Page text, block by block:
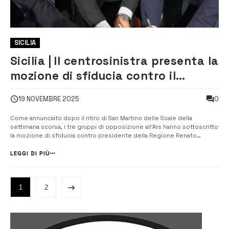
SICILIA
Sicilia | Il centrosinistra presenta la
mozione di sfiducia contro il
19 NOVEMBRE 2025 0
Come annunciato dopo il ritiro di San Martino delle Scale della
settimana scorsa, i tre gruppi di opposizione all’Ars hanno sottoscritto
la mozione di sfiducia contro presidente della Regione Renato
M5s, Michele Catanzaro e Antonio De Luca, assieme al deputato di
LEGGI DI PIÙ
1 2